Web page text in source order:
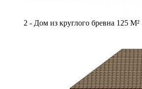
2 - Дом из круглого бревна 125 М²